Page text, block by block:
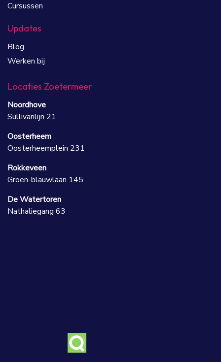
Cursussen
Updates
Blog
Werken bij
Locaties Zoetermeer
Noordhove
Sullivanlijn 21
Oosterheem
Oosterheemplein 231
Rokkeveen
Groen-blauwlaan 145
De Watertoren
Nathaliegang 63